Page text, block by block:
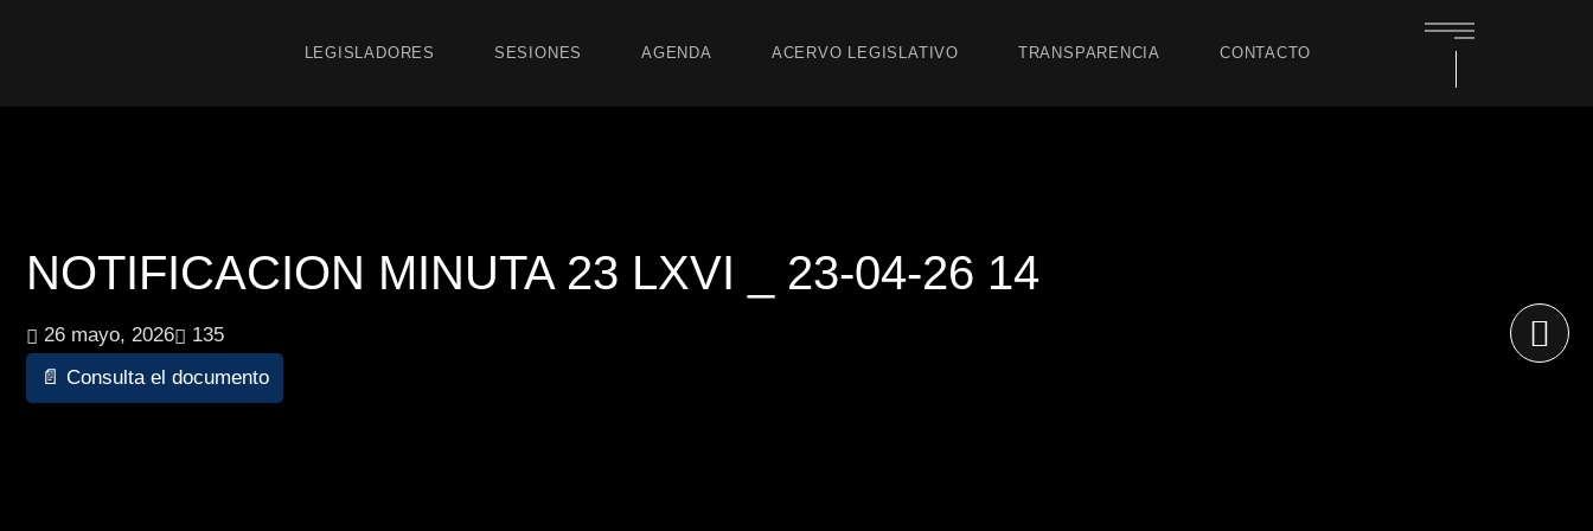
LEGISLADORES SESIONES AGENDA ACERVO LEGISLATIVO TRANSPARENCIA CONTACTO
NOTIFICACION MINUTA 23 LXVI _ 23-04-26 14
26 mayo, 2026
135
📄 Consulta el documento